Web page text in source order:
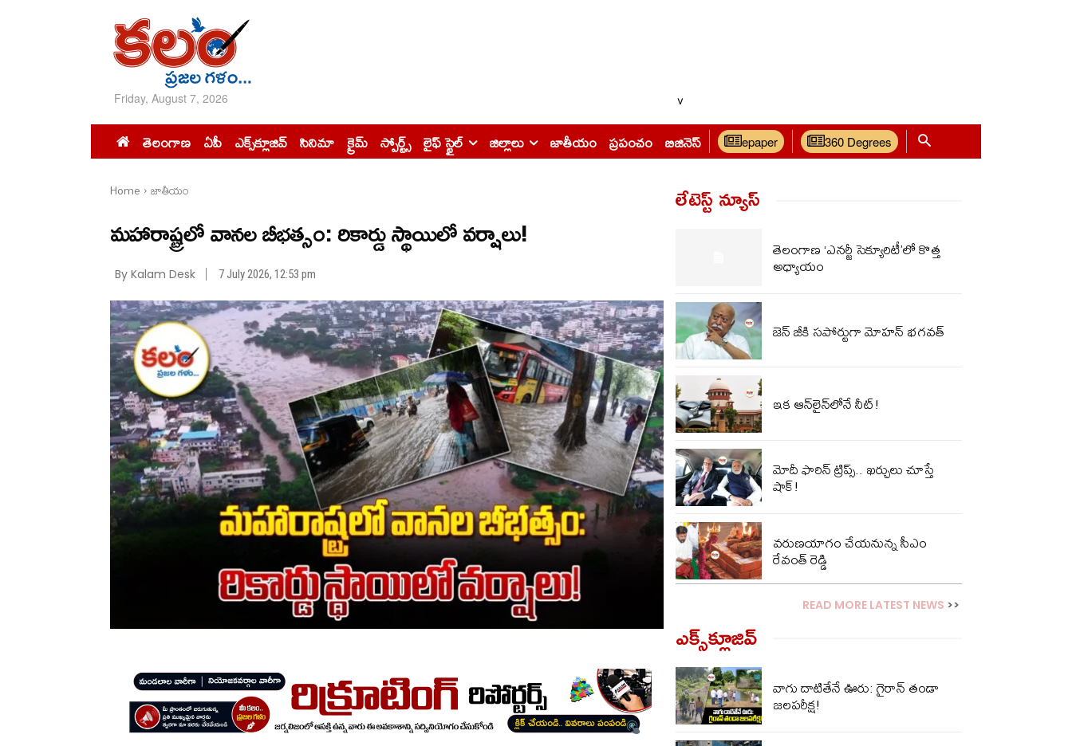
Friday, August 7, 2026 v
తెలంగాణ ఏపీ ఎక్స్‌క్లూజివ్‌ సినిమా క్రైమ్ స్పోర్ట్స్ లైఫ్ స్టైల్ జిల్లాలు జాతీయం ప్రపంచం బిజినెస్ epaper 360 Degrees
Home జాతీయం
మహారాష్ట్రలో వానల బీభత్సం: రికార్డు స్థాయిలో వర్షాలు!
By Kalam Desk 7 July 2026, 12:53 pm
లేటెస్ట్ న్యూస్‌
తెలంగాణ ‘ఎనర్జీ సెక్యూరిటీ’లో కొత్త
అధ్యాయం
జెన్ జీకి సపోర్టుగా మోహన్ భగవత్
ఇక ఆన్‌లైన్‌లోనే నీట్!
మోదీ ఫారిన్ ట్రిప్స్‌.. ఖ‌ర్చులు చూస్తే
షాక్‌!
వరుణయాగం చేయనున్న సీఎం
రేవంత్ రెడ్డి
READ MORE LATEST NEWS >>
ఎక్స్‌క్లూజివ్‌
వాగు దాటితేనే ఊరు: గైరాన్ తండా
జలపరీక్ష!